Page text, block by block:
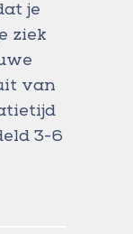
je
ziek
van
3-6